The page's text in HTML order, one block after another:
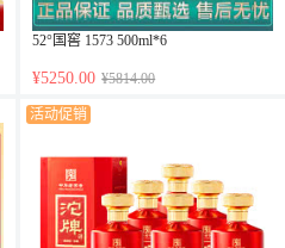
52°国窖 1573 500ml*6
¥5250.00 ¥5814.00
活动促销